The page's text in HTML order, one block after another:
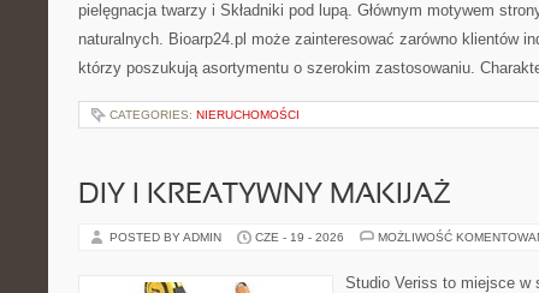
pielęgnacja twarzy i Składniki pod lupą. Głównym motywem
naturalnych. Bioarp24.pl może zainteresować zarówno klientów
którzy poszukują asortymentu o szerokim zastosowaniu.
CATEGORIES: NIERUCHOMOŚCI
DIY I KREATYWNY MAKIJAŻ
POSTED BY ADMIN CZE - 19 - 2026 MOŻLIWOŚĆ
Studio Veriss to miejsce w